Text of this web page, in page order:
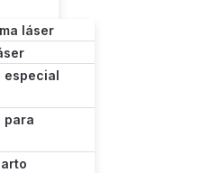
láser
especial
para